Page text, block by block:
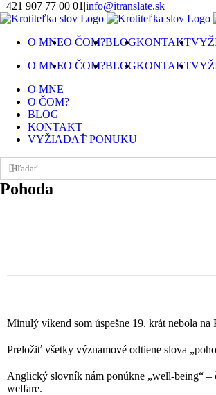
Skip
to
+421 907 77 00 01 |info@itranslate.sk
Facebook
LinkedIn
O MNEO ČOM?BLOGKONTAKT
O MNEO ČOM?BLOGKONTAKT
O MNE
O ČOM?
BLOG
KONTAKT
VYŽIADAŤ PONUKU
Hľadať:
Pohoda
Minulý víkend som úspešne 19. krát nebola
Preložiť všetky významové odtiene slova
Anglický slovník nám ponúkne „well-being“ –
welfare.